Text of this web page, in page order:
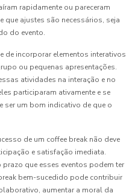
rapidamente ou pareceram
que ajustes são necessários, seja
do evento.
incorporar elementos interativos
ou pequenas apresentações.
atividades na interação e no
participaram ativamente e se
um bom indicativo de que o
de um coffee break não deve
e satisfação imediata.
que esses eventos podem ter
bem-sucedido pode contribuir
aumentar a moral da